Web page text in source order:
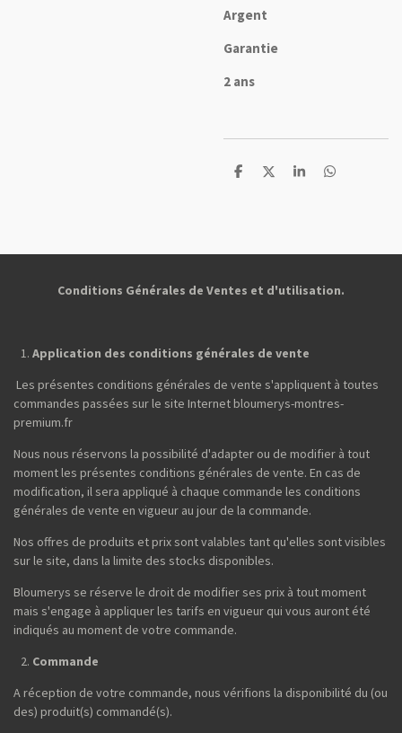
Argent
Garantie
2 ans
P
e
P
e
P
e
P
e
Conditions Générales de Ventes et d'utilisation.
Application des conditions générales de vente
Les présentes conditions générales de vente s'appliquent à toutes
commandes passées sur le site Internet bloumerys-montres-
premium.fr
Nous nous réservons la possibilité d'adapter ou de modifier à tout
moment les présentes conditions générales de vente. En cas de
modification, il sera appliqué à chaque commande les conditions
générales de vente en vigueur au jour de la commande.
Nos offres de produits et prix sont valables tant qu'elles sont visibles
sur le site, dans la limite des stocks disponibles.
Bloumerys se réserve le droit de modifier ses prix à tout moment
mais s'engage à appliquer les tarifs en vigueur qui vous auront été
indiqués au moment de votre commande.
Commande
A réception de votre commande, nous vérifions la disponibilité du (ou
des) produit(s) commandé(s).